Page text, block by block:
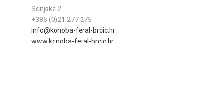
Senjska 2
+385 (0)21 277 275
info@konoba-feral-brcic.hr
www.konoba-feral-brcic.hr